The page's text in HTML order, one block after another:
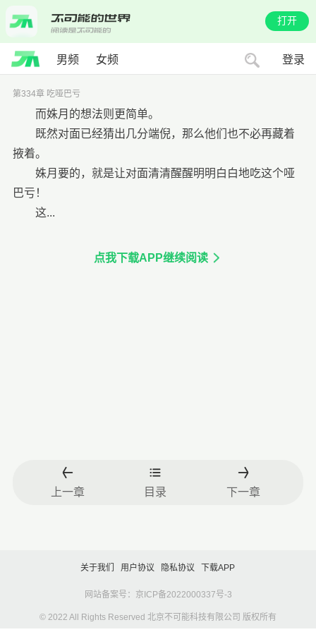
打开
男频 女频 登录
第334章 吃哑巴亏
而姝月的想法则更简单。
既然对面已经猜出几分端倪，那么他们也不必再藏着
掖着。
姝月要的，就是让对面清清醒醒明明白白地吃这个哑
巴亏！
这...
点我下载APP继续阅读
上一章 目录 下一章
关于我们 用户协议 隐私协议 下载APP
网站备案号：京ICP备2022000337号-3
© 2022 All Rights Reserved 北京不可能科技有限公司 版权所有